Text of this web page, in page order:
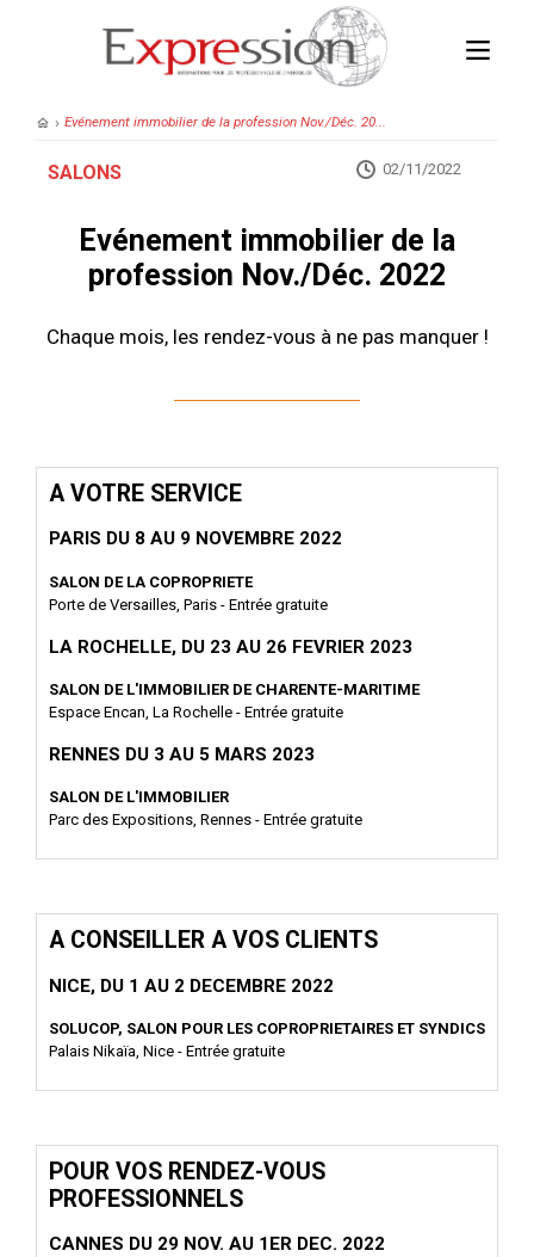
› Evénement immobilier de la profession Nov./Déc. 20...
SALONS 02/11/2022
Evénement immobilier de la
profession Nov./Déc. 2022
Chaque mois, les rendez-vous à ne pas manquer !
A VOTRE SERVICE
PARIS DU 8 AU 9 NOVEMBRE 2022
SALON DE LA COPROPRIETE
Porte de Versailles, Paris - Entrée gratuite
LA ROCHELLE, DU 23 AU 26 FEVRIER 2023
SALON DE L'IMMOBILIER DE CHARENTE-MARITIME
Espace Encan, La Rochelle - Entrée gratuite
RENNES DU 3 AU 5 MARS 2023
SALON DE L'IMMOBILIER
Parc des Expositions, Rennes - Entrée gratuite
A CONSEILLER A VOS CLIENTS
NICE, DU 1 AU 2 DECEMBRE 2022
SOLUCOP, SALON POUR LES COPROPRIETAIRES ET SYNDICS
Palais Nikaïa, Nice - Entrée gratuite
POUR VOS RENDEZ-VOUS
PROFESSIONNELS
CANNES DU 29 NOV. AU 1ER DEC. 2022